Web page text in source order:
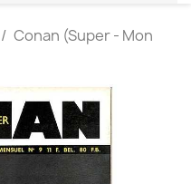
Conan (Super - Mon